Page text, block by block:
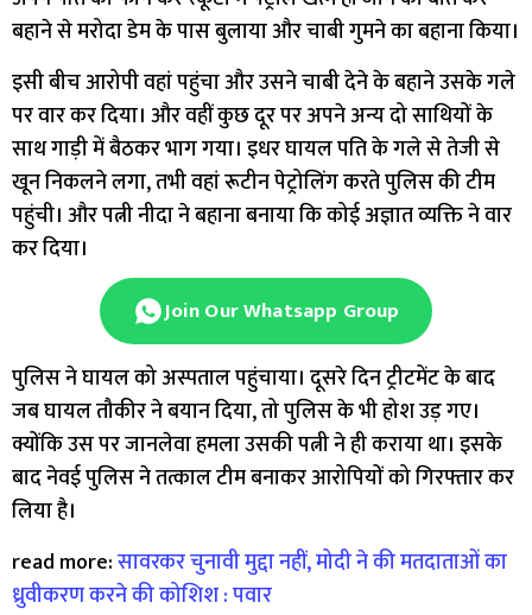
बहाने से मरोदा डेम के पास बुलाया और चाबी गुमने का बहाना किया।
इसी बीच आरोपी वहां पहुंचा और उसने चाबी देने के बहाने उसके गले
पर वार कर दिया। और वहीं कुछ दूर पर अपने अन्य दो साथियों के
साथ गाड़ी में बैठकर भाग गया। इधर घायल पति के गले से तेजी से
खून निकलने लगा, तभी वहां रूटीन पेट्रोलिंग करते पुलिस की टीम
पहुंची। और पत्नी नीदा ने बहाना बनाया कि कोई अज्ञात व्यक्ति ने वार
कर दिया।
Join Our Whatsapp Group
पुलिस ने घायल को अस्पताल पहुंचाया। दूसरे दिन ट्रीटमेंट के बाद
जब घायल तौकीर ने बयान दिया, तो पुलिस के भी होश उड़ गए।
क्योंकि उस पर जानलेवा हमला उसकी पत्नी ने ही कराया था। इसके
बाद नेवई पुलिस ने तत्काल टीम बनाकर आरोपियों को गिरफ्तार कर
लिया है।
read more:सावरकर चुनावी मुद्दा नहीं, मोदी ने की मतदाताओं का
ध्रुवीकरण करने की कोशिश : पवार